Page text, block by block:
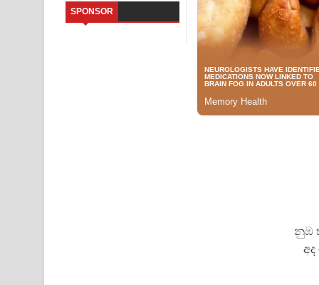
Aramuna Song Lyrics - අරමුණ ගීතයේ පද පෙළ
Sandata Duka Hithila Song Lyrics - සඳට දුක හිතිලා
Sihina Song Lyrics - සිහින ගීතයේ පද පෙළ
Father Song Lyrics - ෆාදර් ගීතයේ පද පෙළ
Dannawada Mawa Song Lyrics - දන්නවාද මාව
SPONSOR
නුඹ